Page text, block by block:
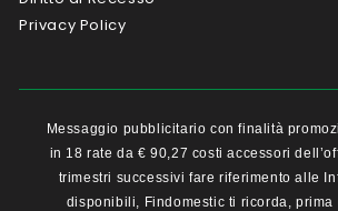
Privacy Policy
Messaggio pubblicitario con finalità
in 18 rate da € 90,27 costi accessori
trimestri successivi fare riferimento alle
disponibili, Findomestic ti ricorda,